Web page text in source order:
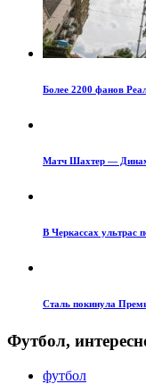
Более 2200 фанов
Матч Шахтер —
В Черкассах ультрас
Сталь покинула
Футбол,
футбол